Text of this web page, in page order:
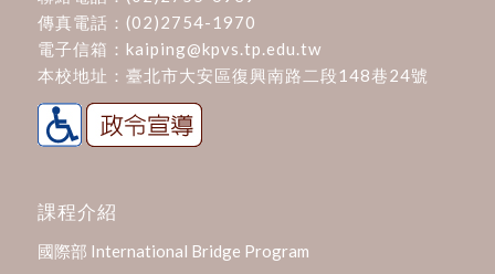
傳真電話：(02)2754-1970
電子信箱： kaiping@kpvs.tp.edu.tw
本校地址： 臺北市大安區復興南路二段148巷24號
課程介紹
國際部 International Bridge Program